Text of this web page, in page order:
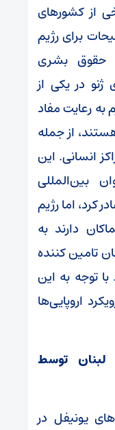
از کشور‌های
برای رژیم
حقوق بشری
ژنو در یکی از
به رعایت مفاد
از جمله
انسانی. این
بین‌المللی
صادر کرد، اما رژیم
دارند به
تامین کننده
توجه به این
اروپایی‌ها
لبنان توسط
یونیفل در